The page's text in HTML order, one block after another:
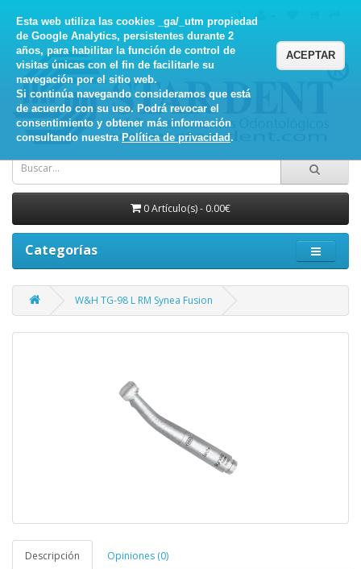
Esta web utiliza las cookies _ga/_utm propiedad
de Google Analytics, persistentes durante 2
años, para habilitar la función de control de
visitas únicas con el fin de facilitarle su
navegación por el sitio web.
Si continúa navegando consideramos que está
de acuerdo con su uso. Podrá revocar el
consentimiento y obtener más información
consultando nuestra Política de privacidad.
ACEPTAR
0 Artículo(s) - 0.00€
Categorías
W&H TG-98 L RM Synea Fusion
Descripción Opiniones (0)